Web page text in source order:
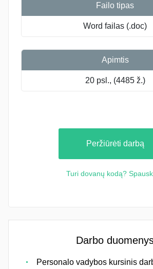
Failo tipas
Word failas (.doc)
Apimtis
20 psl., (4485 ž.)
Peržiūrėti darbą
Turi dovanų kodą?
Darbo
Personalo vadybos kursinis